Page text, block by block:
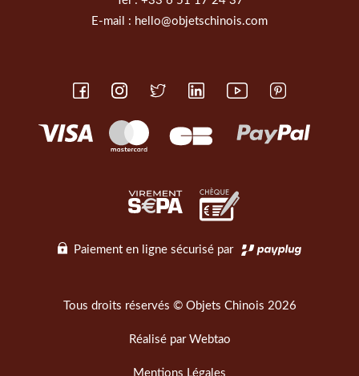
E-mail : hello@objetschinois.com
Paiement en ligne sécurisé par
Tous droits réservés © Objets Chinois 2026
Réalisé par Webtao
Mentions Légales